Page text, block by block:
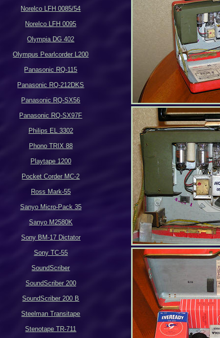
Norelco LFH 0085/54
Norelco LFH 0095
Olympia DG 402
Olympus Pearlcorder L200
Panasonic RQ-115
Panasonic RQ-212DKS
Panasonic RQ-SX56
Panasonic RQ-SX97F
Philips EL 3302
Phono TRIX 88
Playtape 1200
Pocket Corder MC-2
Ross Mark-55
Sanyo Micro-Pack 35
Sanyo M2580K
Sony BM-17 Dictator
Sony TC-55
SoundScriber
SoundScriber 200
SoundScriber 200 B
Steelman Transitape
Stenotape TR-711